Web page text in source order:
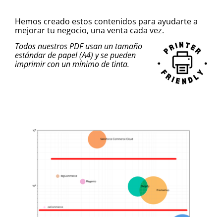
Hemos creado estos contenidos para ayudarte a
mejorar tu negocio, una venta cada vez.
Todos nuestros PDF usan un tamaño
estándar de papel (A4) y se pueden
imprimir con un mínimo de tinta.